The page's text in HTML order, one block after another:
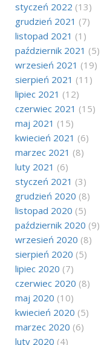
styczeń 2022 (13)
grudzień 2021 (7)
listopad 2021 (1)
październik 2021 (5)
wrzesień 2021 (19)
sierpień 2021 (11)
lipiec 2021 (12)
czerwiec 2021 (15)
maj 2021 (15)
kwiecień 2021 (6)
marzec 2021 (8)
luty 2021 (6)
styczeń 2021 (3)
grudzień 2020 (8)
listopad 2020 (5)
październik 2020 (9)
wrzesień 2020 (8)
sierpień 2020 (5)
lipiec 2020 (7)
czerwiec 2020 (8)
maj 2020 (10)
kwiecień 2020 (5)
marzec 2020 (6)
luty 2020 (4)